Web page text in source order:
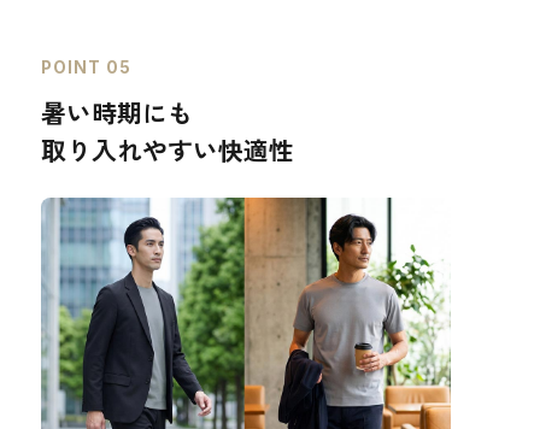
POINT 05
暑い時期にも
取り入れやすい快適性